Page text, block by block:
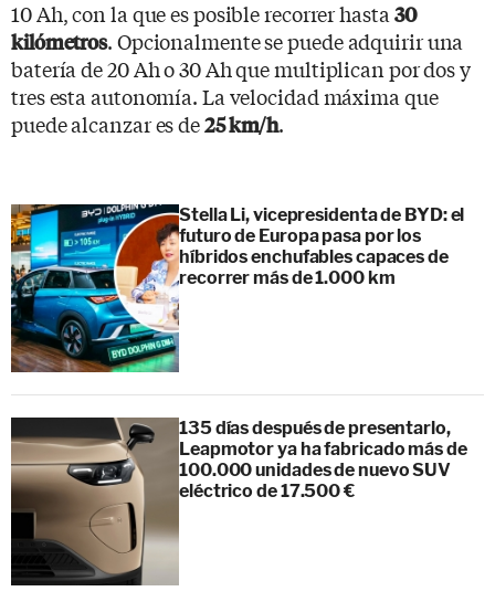
10 Ah, con la que es posible recorrer hasta 30
kilómetros. Opcionalmente se puede adquirir una
batería de 20 Ah o 30 Ah que multiplican por dos y
tres esta autonomía. La velocidad máxima que
puede alcanzar es de25 km/h.
Stella Li, vicepresidenta de BYD: el
futuro de Europa pasa por los
híbridos enchufables capaces de
recorrer más de 1.000 km
135 días después de presentarlo,
Leapmotor ya ha fabricado más de
100.000 unidades de nuevo SUV
eléctrico de 17.500 €